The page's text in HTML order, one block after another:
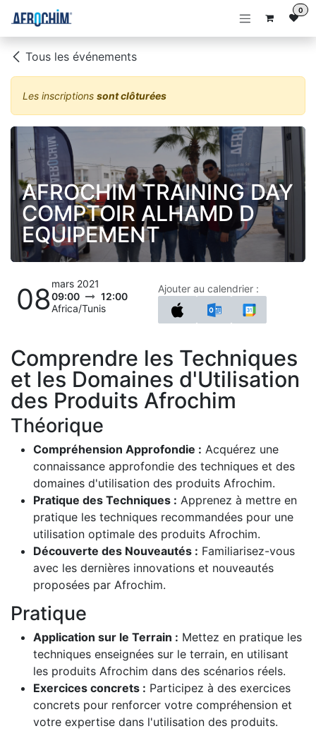
Se rendre au contenu 0
Tous les événements
Les inscriptions sont clôturées
AFROCHIM TRAINING DAY
COMPTOIR ALHAMD D
EQUIPEMENT
08mars 2021
09:00
12:00
Africa/Tunis
Ajouter au calendrier :
Comprendre les Techniques
et les Domaines d'Utilisation
des Produits Afrochim
Théorique
Compréhension Approfondie : Acquérez une
connaissance approfondie des techniques et des
domaines d'utilisation des produits Afrochim.
Pratique des Techniques : Apprenez à mettre en
pratique les techniques recommandées pour une
utilisation optimale des produits Afrochim.
Découverte des Nouveautés : Familiarisez-vous
avec les dernières innovations et nouveautés
proposées par Afrochim.
Pratique
Application sur le Terrain : Mettez en pratique les
techniques enseignées sur le terrain, en utilisant
les produits Afrochim dans des scénarios réels.
Exercices concrets : Participez à des exercices
concrets pour renforcer votre compréhension et
votre expertise dans l'utilisation des produits.